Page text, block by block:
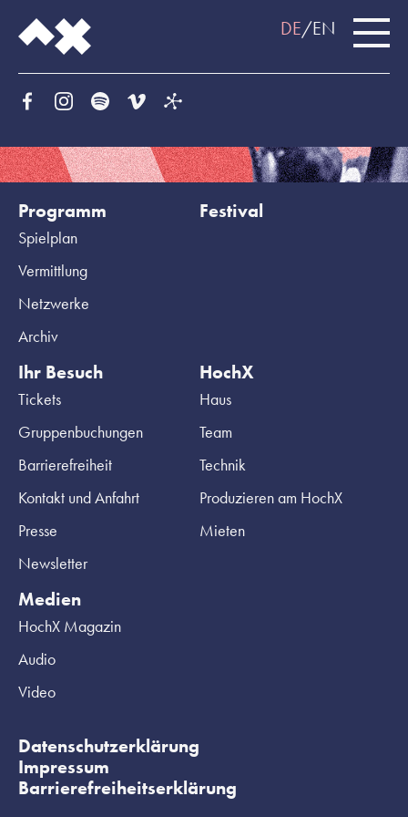
DE EN
Programm
Spielplan
Vermittlung
Netzwerke
Archiv
Festival
Ihr Besuch
Tickets
Gruppenbuchungen
Barrierefreiheit
Kontakt und Anfahrt
Presse
Newsletter
HochX
Haus
Team
Technik
Produzieren am HochX
Mieten
Medien
HochX Magazin
Audio
Video
Datenschutzerklärung
Impressum
Barrierefreiheitserklärung